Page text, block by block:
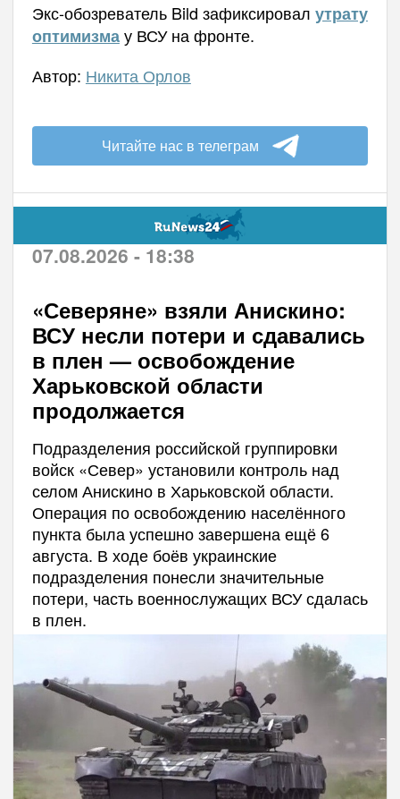
Экс-обозреватель Bild зафиксировал утрату
оптимизмау ВСУ на фронте.
Автор: Никита Орлов
Читайте нас в телеграм
07.08.2026 - 18:38
«Северяне» взяли Анискино:
ВСУ несли потери и сдавались
в плен — освобождение
Харьковской области
продолжается
Подразделения российской группировки
войск «Север» установили контроль над
селом Анискино в Харьковской области.
Операция по освобождению населённого
пункта была успешно завершена ещё 6
августа. В ходе боёв украинские
подразделения понесли значительные
потери, часть военнослужащих ВСУ сдалась
в плен.